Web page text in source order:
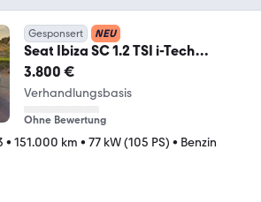
Gesponsert NEU
Seat Ibiza SC 1.2 TSI i-Tech
Tempo/Sitzheizung/Klima
3.800 €
Verhandlungsbasis
Ohne Bewertung
• 151.000 km • 77 kW (105 PS) • Benzin